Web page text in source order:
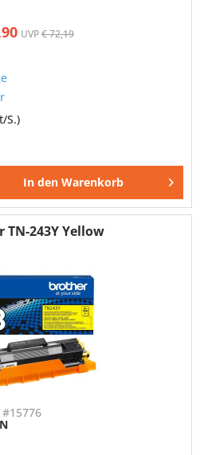
UVP€ 72,19
S.)
In den Warenkorb
243Y Yellow
#15776